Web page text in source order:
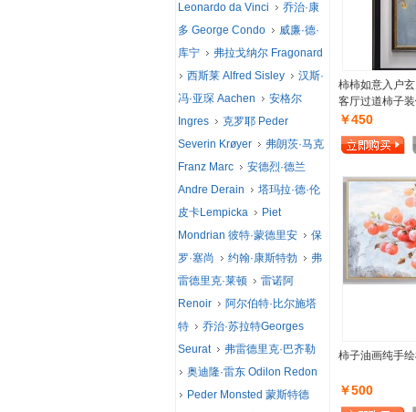
柿柿如意入户
客厅过道柿子
￥450
柿子油画纯手
￥500
Leonardo da Vinci
乔治·康
多 George Condo
威廉·德·
库宁
弗拉戈纳尔 Fragonard
西斯莱 Alfred Sisley
汉斯·
冯·亚琛 Aachen
安格尔
Ingres
克罗耶 Peder
Severin Krøyer
弗朗茨·马克
Franz Marc
安德烈·德兰
Andre Derain
塔玛拉·德·伦
皮卡Lempicka
Piet
Mondrian 彼特·蒙德里安
保
罗·塞尚
约翰·康斯特勃
弗
雷德里克·莱顿
雷诺阿
Renoir
阿尔伯特·比尔施塔
特
乔治·苏拉特Georges
Seurat
弗雷德里克·巴齐勒
奥迪隆·雷东 Odilon Redon
Peder Monsted 蒙斯特德